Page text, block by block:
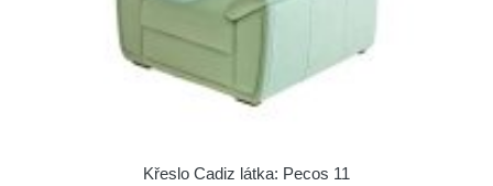
Křeslo Cadiz látka: Pecos 11